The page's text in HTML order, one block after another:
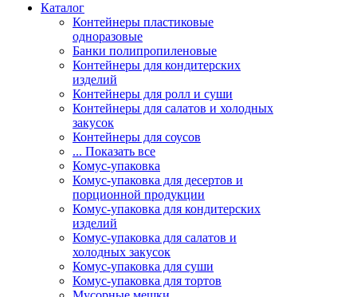
Каталог
Контейнеры пластиковые
одноразовые
Банки полипропиленовые
Контейнеры для кондитерских
изделий
Контейнеры для ролл и суши
Контейнеры для салатов и холодных
закусок
Контейнеры для соусов
... Показать все
Комус-упаковка
Комус-упаковка для десертов и
порционной продукции
Комус-упаковка для кондитерских
изделий
Комус-упаковка для салатов и
холодных закусок
Комус-упаковка для суши
Комус-упаковка для тортов